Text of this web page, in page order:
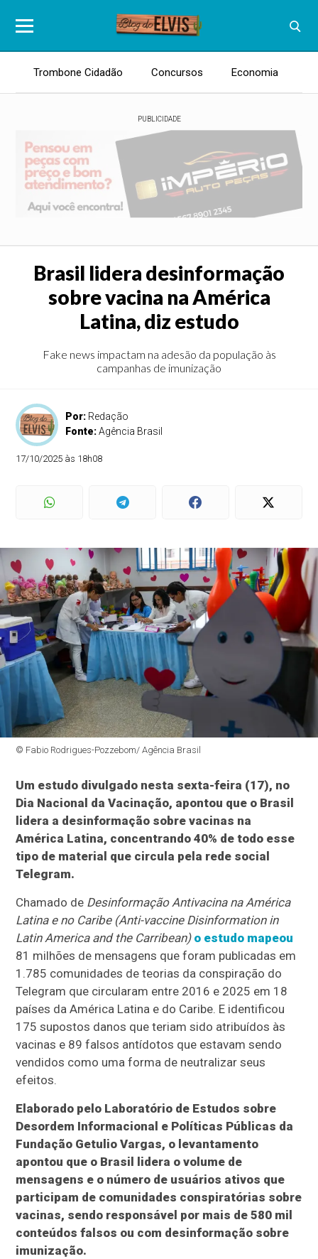
Trombone Cidadão Concursos Economia
PUBLICIDADE
Brasil lidera desinformação
sobre vacina na América
Latina, diz estudo
Fake news impactam na adesão da população às
campanhas de imunização
Por: Redação
Fonte:Agência Brasil
17/10/2025 às 18h08
© Fabio Rodrigues-Pozzebom/ Agência Brasil
Um estudo divulgado nesta sexta-feira (17), no
Dia Nacional da Vacinação, apontou que o Brasil
lidera a desinformação sobre vacinas na
América Latina, concentrando 40% de todo esse
tipo de material que circula pela rede social
Telegram.
Chamado de Desinformação Antivacina na América
Latina e no Caribe (Anti-vaccine Disinformation in
Latin America and the Carribean) o estudo mapeou
81 milhões de mensagens que foram publicadas em
1.785 comunidades de teorias da conspiração do
Telegram que circularam entre 2016 e 2025 em 18
países da América Latina e do Caribe. E identificou
175 supostos danos que teriam sido atribuídos às
vacinas e 89 falsos antídotos que estavam sendo
vendidos como uma forma de neutralizar seus
efeitos.
Elaborado pelo Laboratório de Estudos sobre
Desordem Informacional e Políticas Públicas da
Fundação Getulio Vargas, o levantamento
apontou que o Brasil lidera o volume de
mensagens e o número de usuários ativos que
participam de comunidades conspiratórias sobre
vacinas, sendo responsável por mais de 580 mil
conteúdos falsos ou com desinformação sobre
imunização.